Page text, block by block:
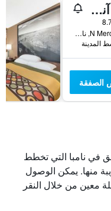
فيرفيلد إن آند سويتس باي ماريوت بويز ن..
16150 N Merchant Way, نامبا, ID, الولايات المتحدة الأميريكية
الصفقة
في نامبا التي تخطط
منها. يمكن الوصول
معين من خلال النقر